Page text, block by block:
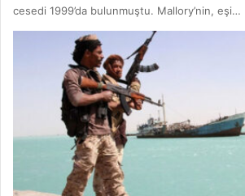
cesedi 1999’da bulunmuştu. Mallory’nin, eşi…